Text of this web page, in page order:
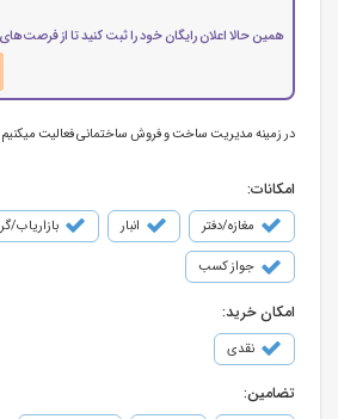
همین حالا اعلان رایگان خود را ثبت کنید تا از
در زمینه مدیریت ساخت و فروش ساختمانی فعالیت میکنیم
امکانات:
مغازه/دفتر انبار بازاریاب/
جواز کسب
امکان خرید:
نقدی
تضامین: